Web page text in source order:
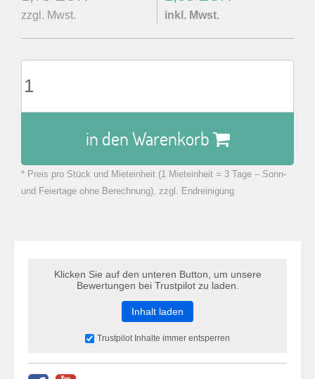
zzgl. Mwst. inkl. Mwst.
in den Warenkorb
zu Warenkorb hinzugefügt.
* Preis pro Stück und Mieteinheit (1 Mieteinheit = 3 Tage – Sonn-
und Feiertage ohne Berechnung), zzgl. Endreinigung
Klicken Sie auf den unteren Button, um unsere
Bewertungen bei Trustpilot zu laden.
Inhalt laden
Trustpilot Inhalte immer entsperren